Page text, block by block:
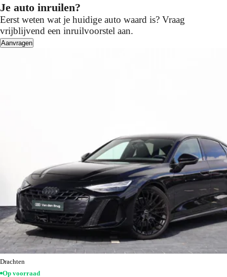
Je auto inruilen?
Eerst weten wat je huidige auto waard is? Vraag
vrijblijvend een inruilvoorstel aan.
Aanvragen
Drachten
Op voorraad